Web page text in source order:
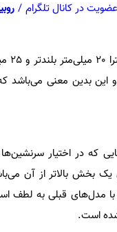
حیات وحش
سیاست خارجی
عضویت در کانال تلگرام /
این بدین معنی می‌باشد
که در اختیار سرنشین‌ها
بخش بالاتر از آن
مدل‌های قبلی به لطف
شده است.